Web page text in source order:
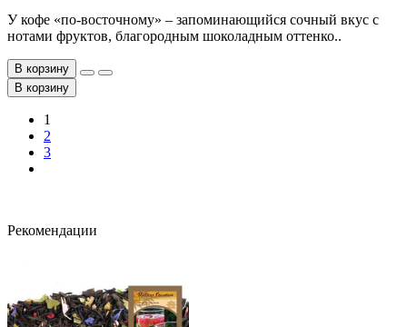
У кофе «по-восточному» – запоминающийся сочный вкус с
нотами фруктов, благородным шоколадным оттенко..
В корзину
В корзину
1
2
3
Рекомендации